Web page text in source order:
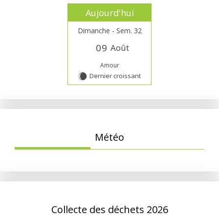
Aujourd'hui
Dimanche - Sem. 32
09 Août
Amour
X Dernier croissant
Météo
Collecte des déchets 2026